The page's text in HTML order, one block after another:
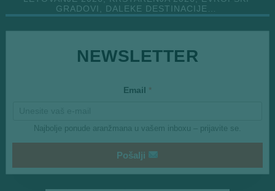
GRADOVI, DALEKE DESTINACIJE…
m
a
E
*
NEWSLETTER
Email *
Najbolje ponude aranžmana u vašem inboxu – prijavite se.
Pošalji